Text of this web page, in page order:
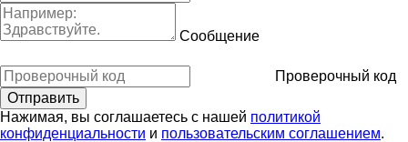
Сообщение
Проверочный код
Нажимая, вы соглашаетесь с нашей политикой
конфиденциальности и пользовательским соглашением.